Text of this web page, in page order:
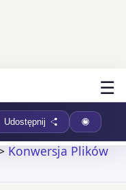
☰
Udostępnij
Konwersja Plików